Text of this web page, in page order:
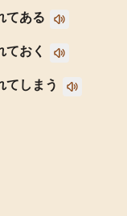
てある
ておく
てしまう